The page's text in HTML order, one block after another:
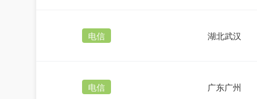
电信 湖北武汉
电信 广东广州